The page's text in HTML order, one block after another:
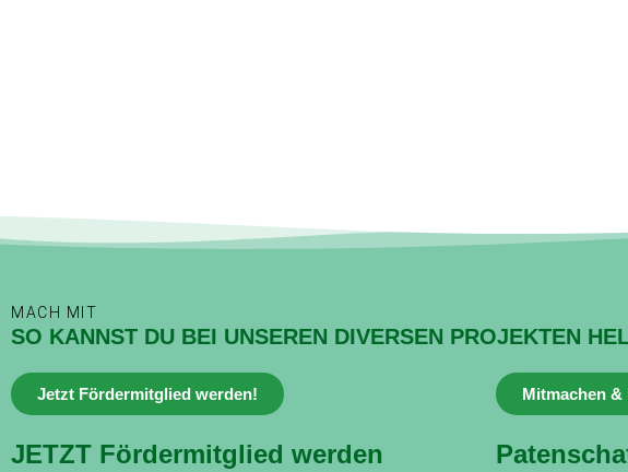
MACH MIT
SO KANNST DU BEI UNSEREN DIVERSEN PROJEKTEN
Jetzt Fördermitglied werden!
JETZT Fördermitglied werden
Mitmachen &